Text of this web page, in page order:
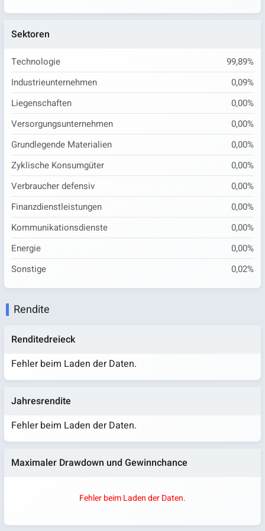
Sektoren
Technologie
99,89%
Industrieunternehmen
0,09%
Liegenschaften
0,00%
Versorgungsunternehmen
0,00%
Grundlegende Materialien
0,00%
Zyklische Konsumgüter
0,00%
Verbraucher defensiv
0,00%
Finanzdienstleistungen
0,00%
Kommunikationsdienste
0,00%
Energie
0,00%
Sonstige
0,02%
Rendite
Renditedreieck
Fehler beim Laden der Daten.
Jahresrendite
Fehler beim Laden der Daten.
Maximaler Drawdown und Gewinnchance
Fehler beim Laden der Daten.